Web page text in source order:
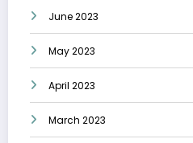
June 2023
May 2023
April 2023
March 2023